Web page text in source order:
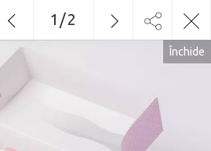
Închide
1 /2